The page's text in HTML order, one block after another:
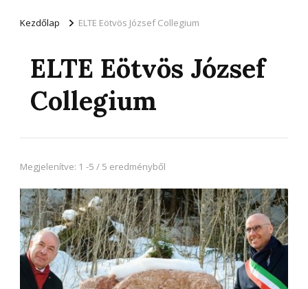
Kezdőlap ELTE Eötvös József Collegium
ELTE Eötvös József
Collegium
Megjelenítve: 1 -5 / 5 eredményből